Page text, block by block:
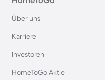
Bungalows in Holland
Bungalows an der
Über uns
Karriere
Investoren
HomeToGo Aktie